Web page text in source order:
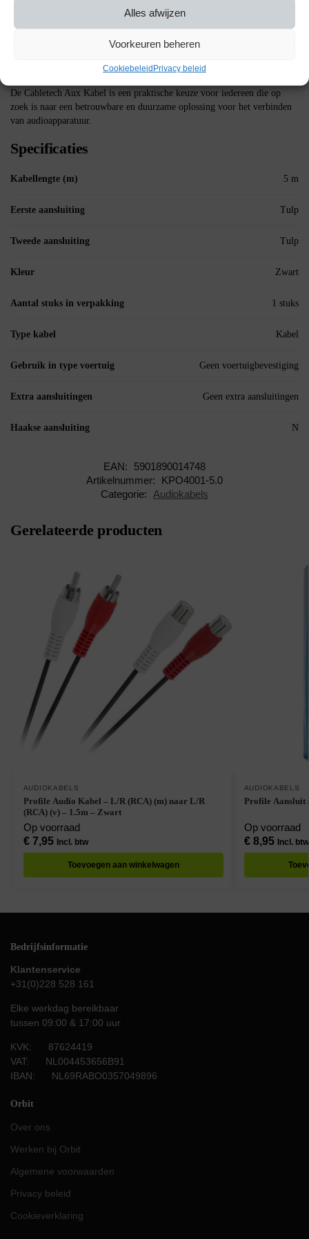
Alles afwijzen
Voorkeuren beheren
CookiebeleidPrivacy beleid
De Cabletech Aux Kabel is een praktische keuze voor iedereen die op
zoek is naar een betrouwbare en duurzame oplossing voor het verbinden
van audioapparatuur.
Specificaties
Kabellengte (m) 5 m
Eerste aansluiting Tulp
Tweede aansluiting Tulp
Kleur Zwart
Aantal stuks in verpakking 1 stuks
Type kabel Kabel
Gebruik in type voertuig Geen voertuigbevestiging
Extra aansluitingen Geen extra aansluitingen
Haakse aansluiting N
EAN:
5901890014748
Artikelnummer:
KPO4001-5.0
Categorie:
Audiokabels
Gerelateerde producten
AUDIOKABELS
Profile Audio Kabel – L/R (RCA) (m) naar L/R
(RCA) (v) – 1.5m – Zwart
Op voorraad
€7,95 Incl. btw
Toevoegen aan winkelwagen
AUDIOKABELS
Profile Aansluit
Op voorraad
€8,95 Incl. btw
Bedrijfsinformatie
Klantenservice
+31(0)228 528 161
Elke werkdag bereikbaar
tussen 09:00 & 17:00 uur
KVK: 87624419
VAT: NL004453656B91
IBAN: NL69RABO0357049896
Orbit
Over ons
Werken bij Orbit
Algemene voorwaarden
Privacy beleid
Cookieverklaring